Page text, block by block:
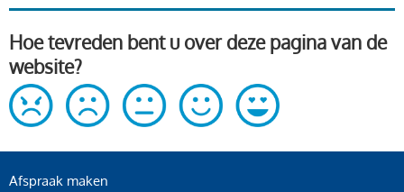
Hoe tevreden bent u over deze pagina van de
website?
Afspraak maken